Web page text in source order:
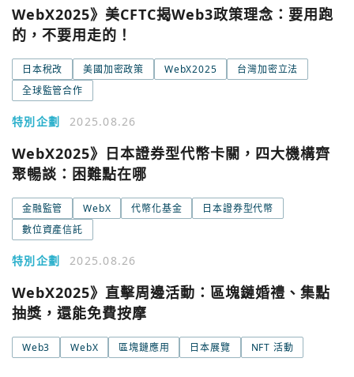
WebX2025》美CFTC揭Web3政策理念：要用跑
的，不要用走的！
日本稅改 美國加密政策 WebX2025
台灣加密立法
全球監管合作
特別企劃 2025.08.26
WebX2025》日本證券型代幣卡關，四大機構齊
聚暢談：困難點在哪
金融監管 WebX 代幣化基金
日本證券型代幣
數位資產信託
特別企劃 2025.08.26
WebX2025》直擊周邊活動：區塊鏈婚禮、集點
抽獎，還能免費按摩
Web3 WebX 區塊鏈應用 日本展覽 NFT 活動